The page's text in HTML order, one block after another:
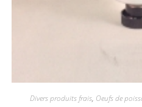
Divers produits frais, Oeufs de